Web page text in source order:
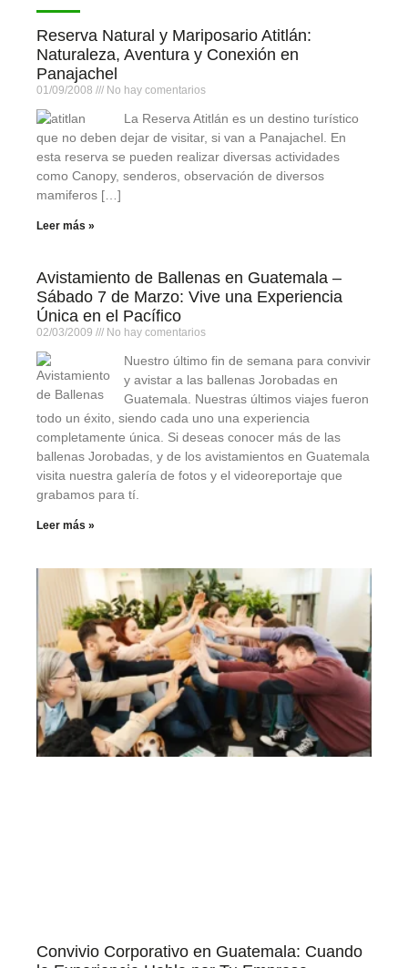
Reserva Natural y Mariposario Atitlán:
Naturaleza, Aventura y Conexión en
Panajachel
01/09/2008 No hay comentarios
La Reserva Atitlán es un destino turístico
que no deben dejar de visitar, si van a Panajachel. En
esta reserva se pueden realizar diversas actividades
como Canopy, senderos, observación de diversos
mamiferos […]
Leer más »
Avistamiento de Ballenas en Guatemala –
Sábado 7 de Marzo: Vive una Experiencia
Única en el Pacífico
02/03/2009 No hay comentarios
Nuestro último fin de semana para convivir
y avistar a las ballenas Jorobadas en
Guatemala. Nuestras últimos viajes fueron
todo un éxito, siendo cada uno una experiencia
completamente única. Si deseas conocer más de las
ballenas Jorobadas, y de los avistamientos en Guatemala
visita nuestra galería de fotos y el videoreportaje que
grabamos para tí.
Leer más »
Convivio Corporativo en Guatemala: Cuando